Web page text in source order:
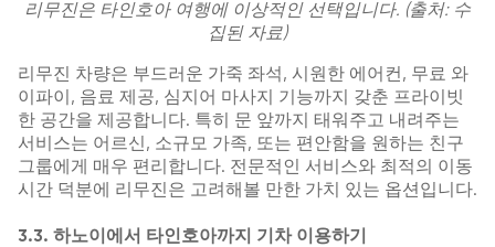
리무진은 타인호아 여행에 이상적인 선택입니다. (출처: 수
집된 자료)
리무진 차량은 부드러운 가죽 좌석, 시원한 에어컨, 무료 와
이파이, 음료 제공, 심지어 마사지 기능까지 갖춘 프라이빗
한 공간을 제공합니다. 특히 문 앞까지 태워주고 내려주는
서비스는 어르신, 소규모 가족, 또는 편안함을 원하는 친구
그룹에게 매우 편리합니다. 전문적인 서비스와 최적의 이동
시간 덕분에 리무진은 고려해볼 만한 가치 있는 옵션입니다.
3.3. 하노이에서 타인호아까지 기차 이용하기